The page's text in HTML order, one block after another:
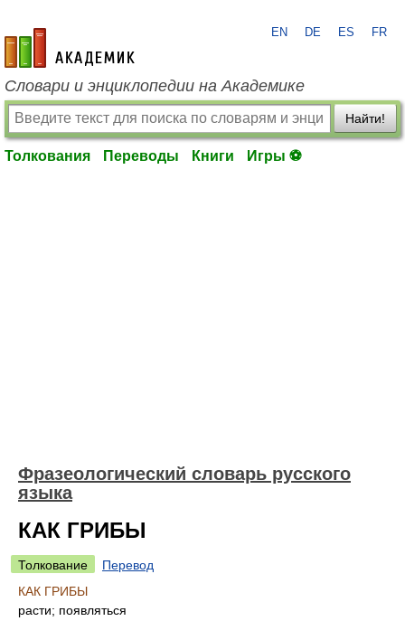
academic.ru
EN DE ES FR
Словари и энциклопедии на Академике
Найти!
Толкования Переводы Книги Игры ⚽
Фразеологический словарь русского
языка
КАК ГРИБЫ
Толкование
Перевод
КАК ГРИБЫ
расти; появляться